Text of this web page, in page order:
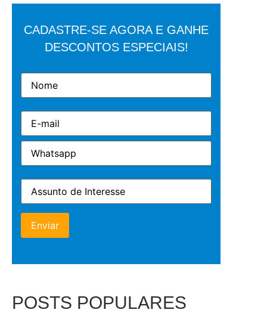
CADASTRE-SE AGORA E GANHE
DESCONTOS ESPECIAIS!
POSTS POPULARES